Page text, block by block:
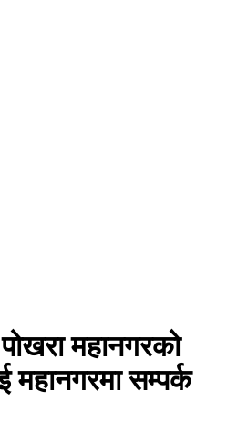
महानगरको
सम्पर्क